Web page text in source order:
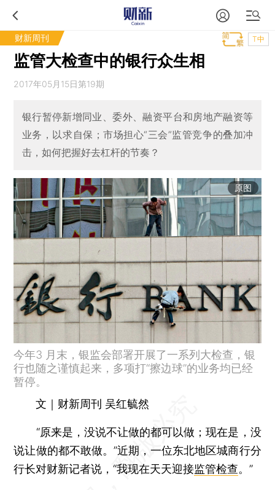
财新周刊 T中
监管大检查中的银行众生相
2017年05月15日第19期
银行暂停新增同业、委外、融资平台和房地产融资等
业务，以求自保；市场担心“三会”监管竞争的叠加冲
击，如何把握好去杠杆的节奏？
原图
今年3 月末，银监会部署开展了一系列大检查，银
行也随之谨慎起来，多项打“擦边球”的业务均已经
暂停。
文｜财新周刊 吴红毓然
“原来是，没说不让做的都可以做；现在是，没
说让做的都不敢做。”近期，一位东北地区城商行分
行长对财新记者说，“我现在天天迎接监管检查。”